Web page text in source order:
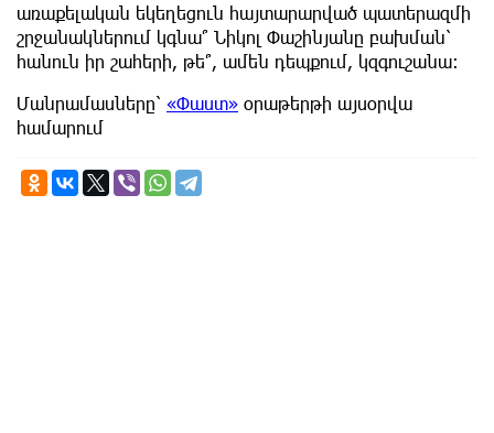
առաքելական եկեղեցուն հայտարարված պատերազմի
շրջանակներում կգնա՞ Նիկոլ Փաշինյանը բախման՝
հանուն իր շահերի, թե՞, ամեն դեպքում, կզգուշանա:
Մանրամասները՝ «Փաստ» օրաթերթի այսօրվա
համարում